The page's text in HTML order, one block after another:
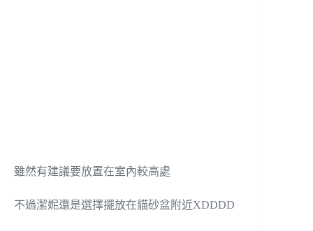
雖然有建議要放置在室內較高處
不過潔妮還是選擇擺放在貓砂盆附近XDDDD